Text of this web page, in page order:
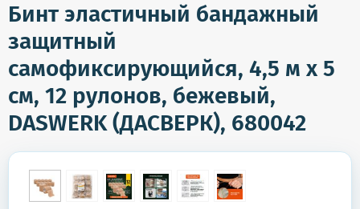
Бинт эластичный бандажный
защитный
самофиксирующийся, 4,5 м х 5
см, 12 рулонов, бежевый,
DASWERK (ДАСВЕРК), 680042